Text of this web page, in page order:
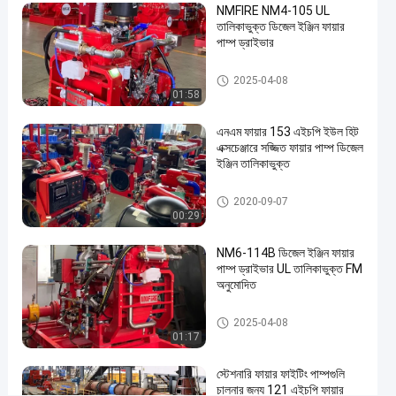
ইঞ্জিন ফায়ার
পাম্প
ড্রাইভার
2020-
09-07
61
মতামত
এখন চ্যাট করুন
শেয়ার করুন
ফায়ার
ইঞ্জিন
#
আগুন
ডিজেল
ইঞ্জিন
#
ফায়ার
ইঞ্জিন
অ
গ্নি
কা
ণ্ডে
ব্য
01:58
NMFIRE NM4-105 UL
তালিকাভুক্ত ডিজেল ইঞ্জিন ফায়ার
পাম্প ড্রাইভার
ডিজেল ইঞ্জিন ফায়ার পাম্প ড্রাইভার
2025-04-08
00:29
এনএম ফায়ার 153 এইচপি ইউল হিট
এক্সচেঞ্জারে সজ্জিত ফায়ার পাম্প ডিজেল
ইঞ্জিন তালিকাভুক্ত
ডিজেল ইঞ্জিন ফায়ার পাম্প ড্রাইভার
2020-09-07
01:17
NM6-114B ডিজেল ইঞ্জিন ফায়ার
পাম্প ড্রাইভার UL তালিকাভুক্ত FM
অনুমোদিত
ডিজেল ইঞ্জিন ফায়ার পাম্প ড্রাইভার
2025-04-08
স্টেশনারি ফায়ার ফাইটিং পাম্পগুলি
চালনার জন্য 121 এইচপি ফায়ার